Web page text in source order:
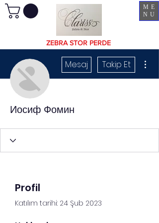
ME
NU
ZEBRA STOR PERDE
Mesaj Takip Et
Иосиф Фомин
Profil
Katılım tarihi: 24 Şub 2023